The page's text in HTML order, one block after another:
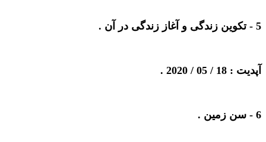
5 - تکوین زندگی و آغاز زندگی در آن .
آپدیت : 18 / 05 / 2020 .
6 - سن زمین .